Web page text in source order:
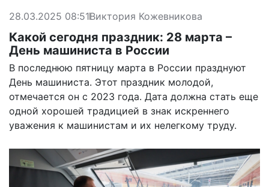
28.03.2025 08:51Виктория Кожевникова
Какой сегодня праздник: 28 марта –
День машиниста в России
В последнюю пятницу марта в России празднуют
День машиниста. Этот праздник молодой,
отмечается он с 2023 года. Дата должна стать еще
одной хорошей традицией в знак искреннего
уважения к машинистам и их нелегкому труду.